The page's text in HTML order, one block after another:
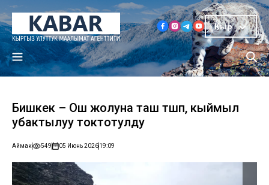
Кыр
Бишкек – Ош жолуна таш түшүп, кыймыл
убактылуу токтотулду
Аймак 549 05 Июнь 202619:09